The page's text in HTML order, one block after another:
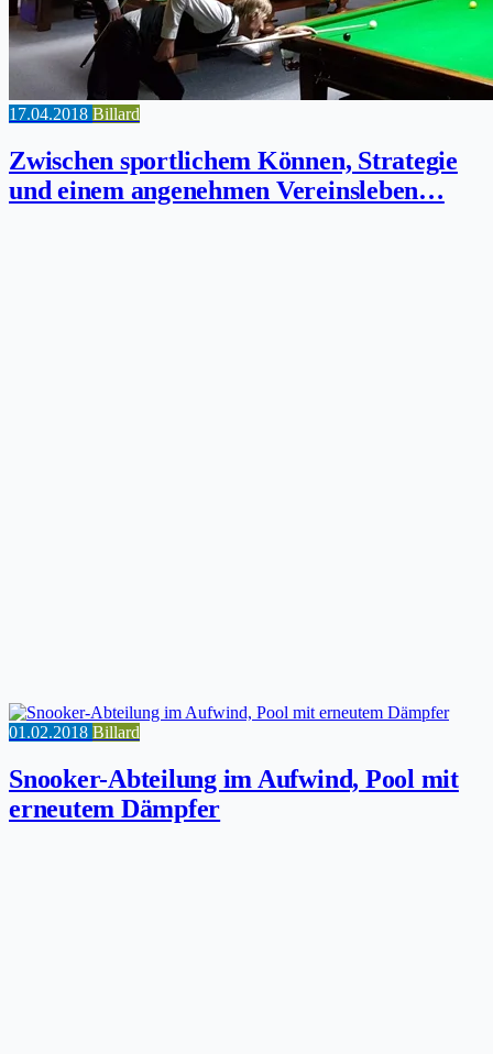
17.04.2018 Billard
Zwischen sportlichem Können, Strategie
und einem angenehmen Vereinsleben…
01.02.2018 Billard
Snooker-Abteilung im Aufwind, Pool mit
erneutem Dämpfer